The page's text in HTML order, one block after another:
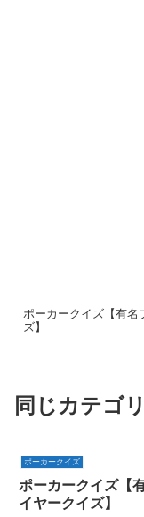
ポーカークイズ【有名
ズ】
同じカテゴ
ポーカークイズ
ポーカークイズ【
イヤークイズ】